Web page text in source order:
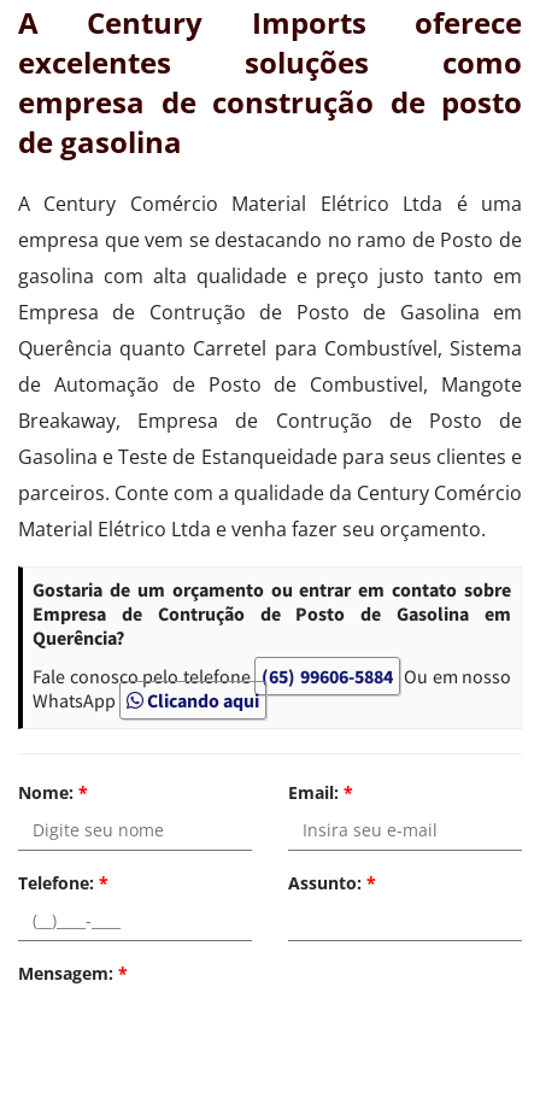
A Century Imports oferece
excelentes soluções como
empresa de construção de posto
de gasolina
A Century Comércio Material Elétrico Ltda é uma
empresa que vem se destacando no ramo de Posto de
gasolina com alta qualidade e preço justo tanto em
Empresa de Contrução de Posto de Gasolina em
Querência quanto Carretel para Combustível, Sistema
de Automação de Posto de Combustivel, Mangote
Breakaway, Empresa de Contrução de Posto de
Gasolina e Teste de Estanqueidade para seus clientes e
parceiros. Conte com a qualidade da Century Comércio
Material Elétrico Ltda e venha fazer seu orçamento.
Gostaria de um orçamento ou entrar em contato sobre
Empresa de Contrução de Posto de Gasolina em
Querência?
Fale conosco pelo telefone (65) 99606-5884 Ou em nosso
WhatsApp
Clicando aqui
Nome: * Email: *
Telefone: * Assunto: *
Mensagem: *